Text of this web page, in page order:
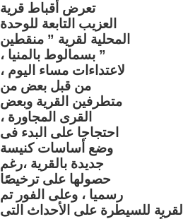
تعرض أقباط قرية
العزيب التابعة للوحدة
المحلية لقرية ” منقطين
” بسمالوط بالمنيا ،
لاعتداءات مساء اليوم ،
من قبل بعض من
متطرفين القرية وبعض
القرى المجاورة ،
احتجاجا على البدء فى
وضع أساسات كنيسة
جديدة بالقرية ،رغم
حصولها على ترخيصًا
رسميا ، وعلى الفور تم
للسيطرة على الأحداث التى